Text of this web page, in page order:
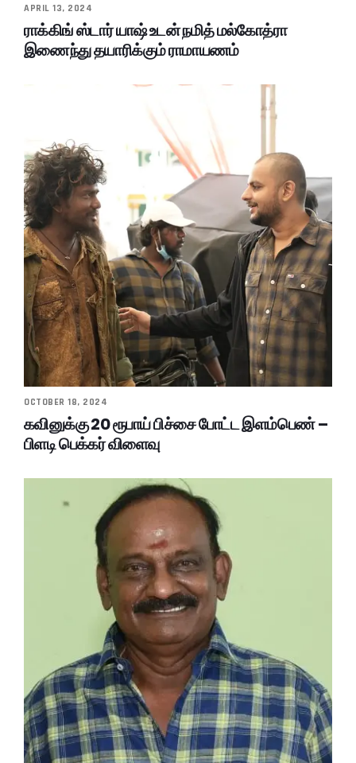
APRIL 13, 2024
ராக்கிங் ஸ்டார் யாஷ் உடன் நமித் மல்கோத்ரா
இணைந்து தயாரிக்கும் ராமாயணம்
OCTOBER 18, 2024
கவினுக்கு 20 ரூபாய் பிச்சை போட்ட இளம்பெண் –
பிளடி பெக்கர் விளைவு